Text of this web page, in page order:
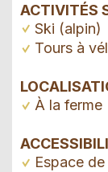
ACTIVITÉS
Ski (alpin)
Tours à
À la ferme
Espace